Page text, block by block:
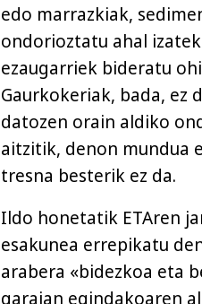
edo marrazkiak,
ondorioztatu ahal
ezaugarriek bideratu
Gaurkokeriak, bada, ez
datozen orain aldiko
aitzitik, denon mundua
tresna besterik ez da.
Ildo honetatik ETAren
esakunea errepikatu
arabera «bidezkoa eta
garaian egindakoaren